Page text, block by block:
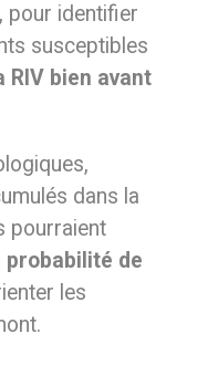
pour identifier
susceptibles
RIV bien avant
dans la
pourraient
de
les